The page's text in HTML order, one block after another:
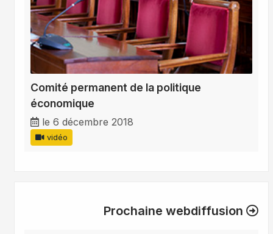
Comité permanent de la politique
économique
le 6 décembre 2018
vidéo
Prochaine webdiffusion